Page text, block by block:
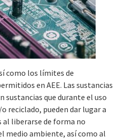
como los límites de
en AEE. Las sustancias
sustancias que durante el uso
reciclado, pueden dar lugar a
liberarse de forma no
medio ambiente, así como al